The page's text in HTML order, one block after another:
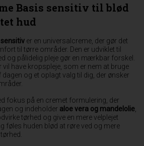
Basis sensitiv til blød
hud
er en universalcreme, der gør det
til tørre områder. Den er udviklet til
og pålidelig pleje gør en mærkbar forskel.
vil have kropspleje, som er nem at bruge
dagen og et oplagt valg til dig, der ønsker
fokus på en cremet formulering, der
og indeholder aloe vera og mandelolie
tørhed og give en mere velplejet
føles huden blød at røre ved og mere